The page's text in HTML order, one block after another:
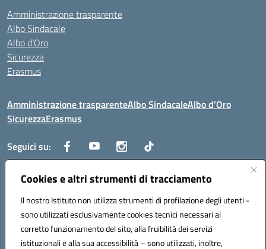
Cookies e altri strumenti di tracciamento
Il nostro Istituto non utilizza strumenti di profilazione degli utenti -
sono utilizzati esclusivamente cookies tecnici necessari al
corretto funzionamento del sito, alla fruibilità dei servizi
istituzionali e alla sua accessibilità – sono utilizzati, inoltre,
Amministrazione trasparente
Albo Sindacale
Albo d’Oro
Sicurezza
Erasmus
Amministrazione trasparenteAlbo SindacaleAlbo d’Oro
SicurezzaErasmus
Seguici su:
Centralino:0885.426034 Email:FGTD02000P@istruzione.it
Posta elettronica certificata (PEC):fgtd02000p@pec.istruzione.it
Codice fiscale: 81002930717